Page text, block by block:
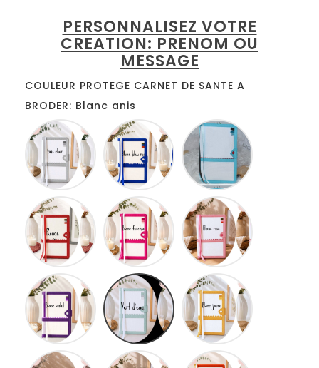
PERSONNALISEZ VOTRE
CREATION: PRENOM OU
MESSAGE
COULEUR PROTEGE CARNET DE SANTE A
BRODER: Blanc anis
Blanc
gris
Blanc
bleu
roi
Blanc
rouge
Blanc
fuschia
Blanc
lilas
Blanc
anis
Blanc
Blanc